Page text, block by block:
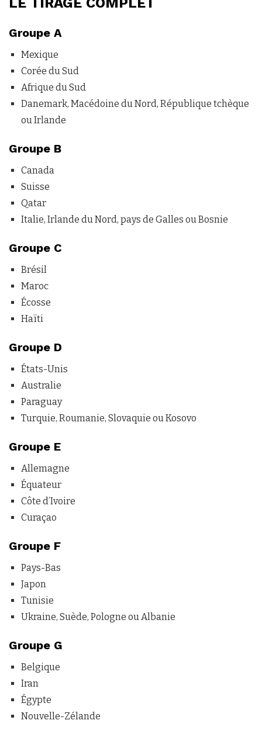
Groupe A
Mexique
Corée du Sud
Afrique du Sud
Danemark, Macédoine du Nord, République tchèque
ou Irlande
Groupe B
Canada
Suisse
Qatar
Italie, Irlande du Nord, pays de Galles ou Bosnie
Groupe C
Brésil
Maroc
Écosse
Haïti
Groupe D
États-Unis
Australie
Paraguay
Turquie, Roumanie, Slovaquie ou Kosovo
Groupe E
Allemagne
Équateur
Côte d’Ivoire
Curaçao
Groupe F
Pays-Bas
Japon
Tunisie
Ukraine, Suède, Pologne ou Albanie
Groupe G
Belgique
Iran
Égypte
Nouvelle-Zélande